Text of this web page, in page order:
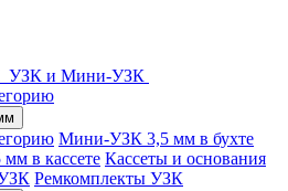
УЗК и Мини-УЗК
Мини-УЗК 3,5 мм в бухте
в кассете Кассеты и основания
Ремкомплекты УЗК